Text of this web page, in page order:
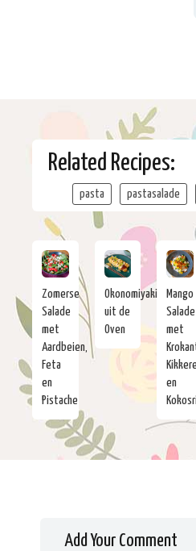
Related Recipes:
pasta pastasalade
Zomerse
Salade
met
Aardbeien,
Feta
en
Pistache
Okonomiyaki
uit de
Oven
Mango
Salade
met
en
Add Your Comment